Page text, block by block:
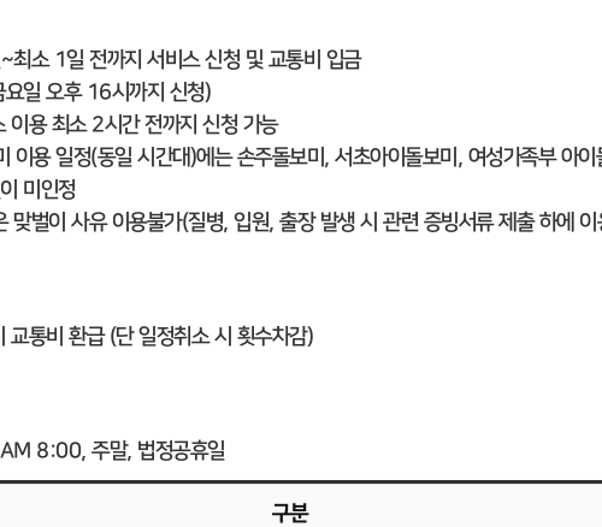
최소 1일 전까지 서비스 신청 및 교통비 입금
요일 오후 16시까지 신청)
이용 최소 2시간 전까지 신청 가능
이용 일정(동일 시간대)에는 손주돌보미, 서초아이돌보미, 여성가족부 아
미인정
맞벌이 사유 이용불가(질병, 입원, 출장 발생 시 관련 증빙서류 제출 하에 이
교통비 환급 (단 일정취소 시 횟수차감)
8:00, 주말, 법정공휴일
구분